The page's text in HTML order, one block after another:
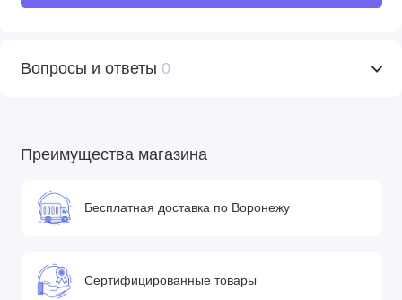
Вопросы и ответы 0
Преимущества магазина
Бесплатная доставка по Воронежу
Сертифицированные товары